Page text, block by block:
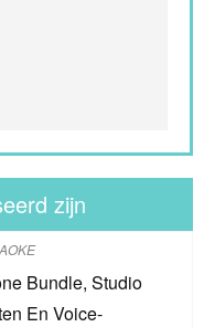
zijn
Bundle, Studio
En Voice-